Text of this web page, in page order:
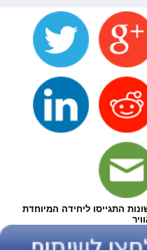
התגייסו ליחידה המיוחדת